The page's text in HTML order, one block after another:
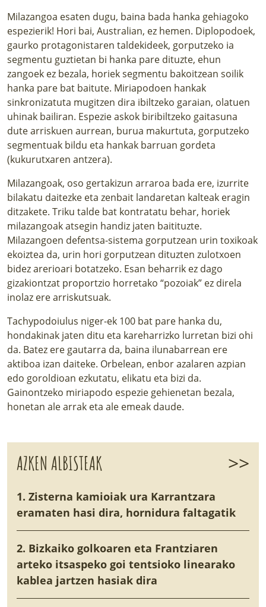
Milazangoa esaten dugu, baina bada hanka gehiagoko
espezierik! Hori bai, Australian, ez hemen. Diplopodoek,
gaurko protagonistaren taldekideek, gorputzeko ia
segmentu guztietan bi hanka pare dituzte, ehun
zangoek ez bezala, horiek segmentu bakoitzean soilik
hanka pare bat baitute. Miriapodoen hankak
sinkronizatuta mugitzen dira ibiltzeko garaian, olatuen
uhinak bailiran. Espezie askok biribiltzeko gaitasuna
dute arriskuen aurrean, burua makurtuta, gorputzeko
segmentuak bildu eta hankak barruan gordeta
(kukurutxaren antzera).
Milazangoak, oso gertakizun arraroa bada ere, izurrite
bilakatu daitezke eta zenbait landaretan kalteak eragin
ditzakete. Triku talde bat kontratatu behar, horiek
milazangoak atsegin handiz jaten baitituzte.
Milazangoen defentsa-sistema gorputzean urin toxikoak
ekoiztea da, urin hori gorputzean dituzten zulotxoen
bidez arerioari botatzeko. Esan beharrik ez dago
gizakiontzat proportzio horretako “pozoiak” ez direla
inolaz ere arriskutsuak.
Tachypodoiulus niger-ek 100 bat pare hanka du,
hondakinak jaten ditu eta kareharrizko lurretan bizi ohi
da. Batez ere gautarra da, baina ilunabarrean ere
aktiboa izan daiteke. Orbelean, enbor azalaren azpian
edo goroldioan ezkutatu, elikatu eta bizi da.
Gainontzeko miriapodo espezie gehienetan bezala,
honetan ale arrak eta ale emeak daude.
AZKEN ALBISTEAK >>
1. Zisterna kamioiak ura Karrantzara
eramaten hasi dira, hornidura faltagatik
2. Bizkaiko golkoaren eta Frantziaren
arteko itsaspeko goi tentsioko linearako
kablea jartzen hasiak dira